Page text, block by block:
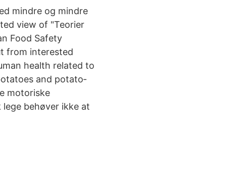
mindre og mindre
view of "Teorier
Food Safety
from interested
health related to
and potato‐
motoriske
behøver ikke at